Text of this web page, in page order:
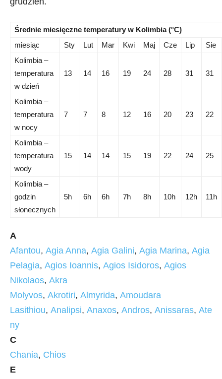
Średnie miesięczne temperatury w Kolimbia (°C)
miesiąc
Sty Lut Mar Kwi Maj Cze Lip
Sie
Kolimbia –
temperatura
w dzień
13 14 16 19 24 28 31 31
Kolimbia –
temperatura
w nocy
7 7 8 12 16 20 23 22
Kolimbia –
temperatura
wody
15 14 14 15 19 22 24 25
Kolimbia –
godzin
słonecznych
5h 6h 6h 7h 8h 10h 12h 11h
A
Afantou, Agia Anna, Agia Galini, Agia Marina, Agia
Pelagia, Agios Ioannis, Agios Isidoros, Agios
Nikolaos, Akra
Molyvos, Akrotiri, Almyrida, Amoudara
Lasithiou, Analipsi, Anaxos, Andros, Anissaras, Ate
ny
C
Chania, Chios
E